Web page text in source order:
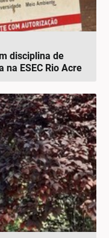
disciplina de
na ESEC Rio Acre